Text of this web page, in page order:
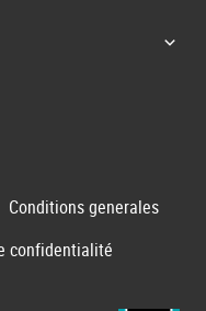
Conditions generales
confidentialité